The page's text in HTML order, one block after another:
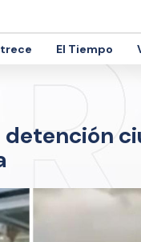
El Tiempo